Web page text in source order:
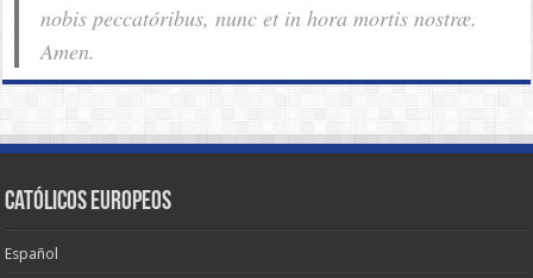
nobis pec­ca­tóribus, nunc et in hora mortis nostræ.
Amen.
Católicos Europeos
Español